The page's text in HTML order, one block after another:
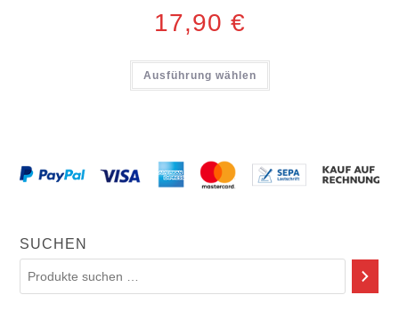
17,90 €
Ausführung wählen
SUCHEN